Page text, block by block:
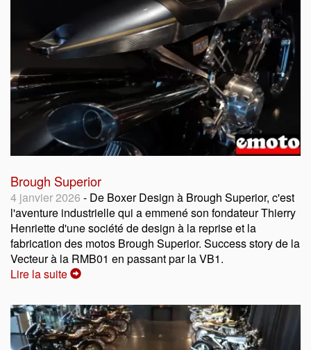
Brough Superior
4 janvier 2026 - De Boxer Design à Brough Superior, c'est
l'aventure industrielle qui a emmené son fondateur Thierry
Henriette d'une société de design à la reprise et la
fabrication des motos Brough Superior. Success story de la
Vecteur à la RMB01 en passant par la VB1.
Lire la suite